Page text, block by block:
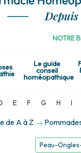
NOTRE
Le guide
conseil
homéopathique
E F G H I
de A à Z
Peau-